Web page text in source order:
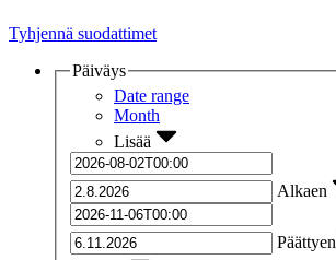
Tyhjennä suodattimet
Päiväys
Date range
Month
Lisää
Alkaen
Päättyen